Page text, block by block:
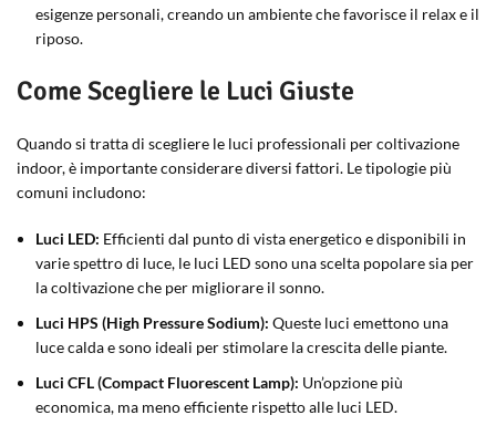
esigenze personali, creando un ambiente che favorisce il relax e il
riposo.
Come Scegliere le Luci Giuste
Quando si tratta di scegliere le luci professionali per coltivazione
indoor, è importante considerare diversi fattori. Le tipologie più
comuni includono:
Luci LED: Efficienti dal punto di vista energetico e disponibili in
varie spettro di luce, le luci LED sono una scelta popolare sia per
la coltivazione che per migliorare il sonno.
Luci HPS (High Pressure Sodium): Queste luci emettono una
luce calda e sono ideali per stimolare la crescita delle piante.
Luci CFL (Compact Fluorescent Lamp): Un’opzione più
economica, ma meno efficiente rispetto alle luci LED.